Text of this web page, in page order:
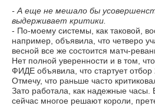
- А еще не мешало бы
выдерживает критики.
- По-моему системы, как таковой,
например, объявила, что четверо
весной все же состоится матч-
Нет полной уверенности и в том,
ФИДЕ объявила, что стартует
Отмечу, что раньше часто
Зато работала, как надежные часы.
сейчас многое решают короли,